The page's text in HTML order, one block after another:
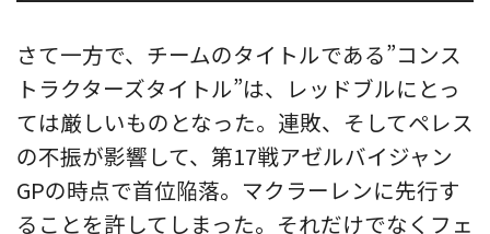
さて一方で、チームのタイトルである”コンス
トラクターズタイトル”は、レッドブルにとっ
ては厳しいものとなった。連敗、そしてペレス
の不振が影響して、第17戦アゼルバイジャン
GPの時点で首位陥落。マクラーレンに先行す
ることを許してしまった。それだけでなくフェ